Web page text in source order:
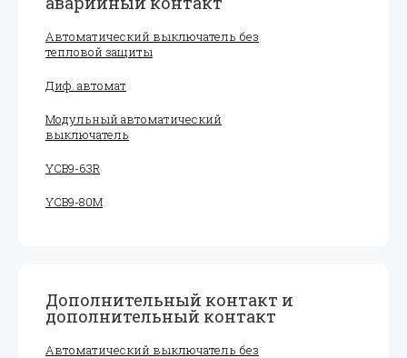
Автоматический выключатель без
тепловой защиты
Диф. автомат
Модульный автоматический
выключатель
YCB9-63R
YCB9-80M
Дополнительный контакт и
дополнительный контакт
Автоматический выключатель без